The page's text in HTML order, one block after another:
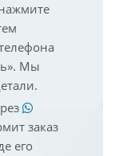
Мы
заказ
его